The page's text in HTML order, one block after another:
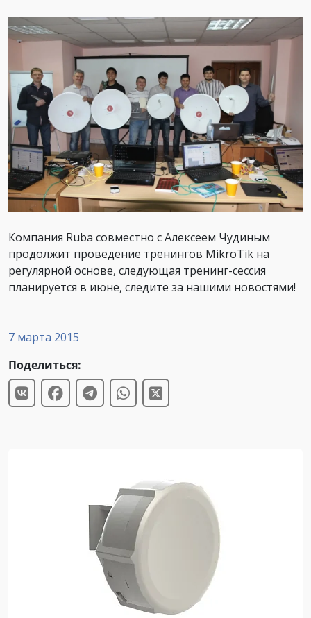
7 марта 2015
Поделиться:
Компания Ruba совместно с Алексеем Чудиным
продолжит проведение тренингов MikroTik на
регулярной основе, следующая тренинг-сессия
планируется в июне, следите за нашими новостями!